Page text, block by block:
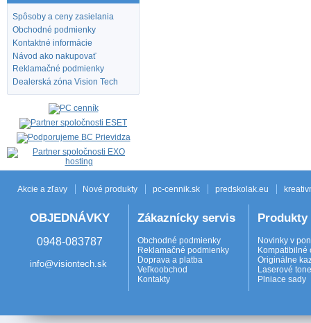
Spôsoby a ceny zasielania
Obchodné podmienky
Kontaktné informácie
Návod ako nakupovať
Reklamačné podmienky
Dealerská zóna Vision Tech
Akcie a zľavy Nové produkty pc-cennik.sk predskolak.eu
OBJEDNÁVKY
0948-083787
info@visiontech.sk
Zákaznícky servis
Obchodné podmienky
Reklamačné podmienky
Doprava a platba
Veľkoobchod
Kontakty
Produkty
Novinky v
Kompatibilné
Originálne
Laserové
Plniace sady